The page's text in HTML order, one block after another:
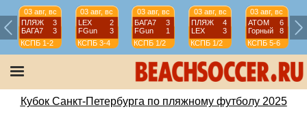
03 авг, вс
ПЛЯЖ
3
БАГА7
3
КСПБ 1-2
03 авг, вс
LEX
2
FGun
3
КСПБ 3-4
03 авг, вс
БАГА7
3
FGun
1
КСПБ 1/2
03 авг, вс
ПЛЯЖ
4
LEX
3
КСПБ 1/2
03 авг, вс
АТОМ
6
Горный
8
КСПБ 5-6
Кубок Санкт-Петербурга по пляжному футболу 2025